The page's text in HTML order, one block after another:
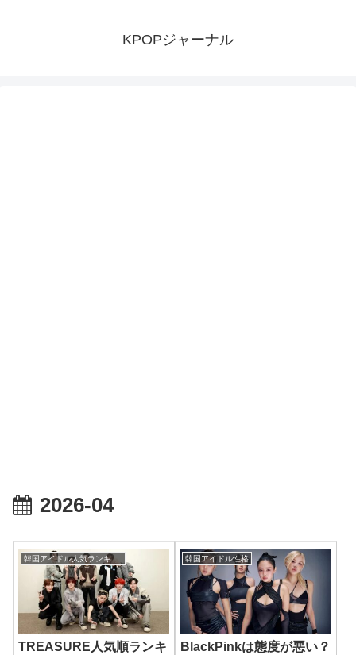
KPOPジャーナル
2026-04
韓国アイドル人気ランキング
TREASURE人気順ランキ
韓国アイドル性格
BlackPinkは態度が悪い？